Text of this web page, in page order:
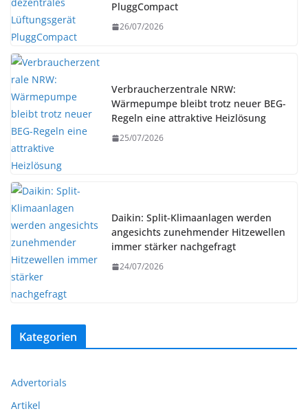
PluggCompact
26/07/2026
Verbraucherzentrale NRW:
Wärmepumpe bleibt trotz neuer BEG-
Regeln eine attraktive Heizlösung
25/07/2026
Daikin: Split-Klimaanlagen werden
angesichts zunehmender Hitzewellen
immer stärker nachgefragt
24/07/2026
Kategorien
Advertorials
Artikel